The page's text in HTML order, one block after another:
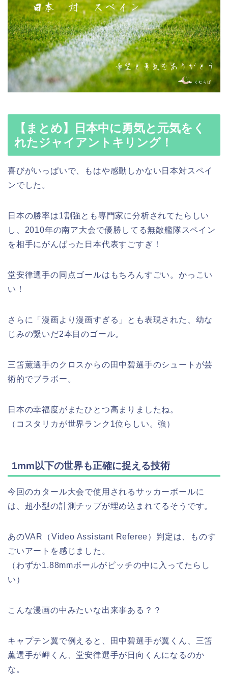
【まとめ】日本中に勇気と元気をく
れたジャイアントキリング！
喜びがいっぱいで、もはや感動しかない日本対スペイ
ンでした。
日本の勝率は1割強とも専門家に分析されてたらしい
し、2010年の南ア大会で優勝してる無敵艦隊スペイン
を相手にがんばった日本代表すごすぎ！
堂安律選手の同点ゴールはもちろんすごい。かっこい
い！
さらに「漫画より漫画すぎる」とも表現された、幼な
じみの繋いだ2本目のゴール。
三笘薫選手のクロスからの田中碧選手のシュートが芸
術的でブラボー。
日本の幸福度がまたひとつ高まりましたね。
（コスタリカが世界ランク1位らしい。強）
1mm以下の世界も正確に捉える技術
今回のカタール大会で使用されるサッカーボールに
は、超小型の計測チップが埋め込まれてるそうです。
あのVAR（Video Assistant Referee）判定は、ものす
ごいアートを感じました。
（わずか1.88mmボールがピッチの中に入ってたらし
い）
こんな漫画の中みたいな出来事ある？？
キャプテン翼で例えると、田中碧選手が翼くん、三笘
薫選手が岬くん、堂安律選手が日向くんになるのか
な。